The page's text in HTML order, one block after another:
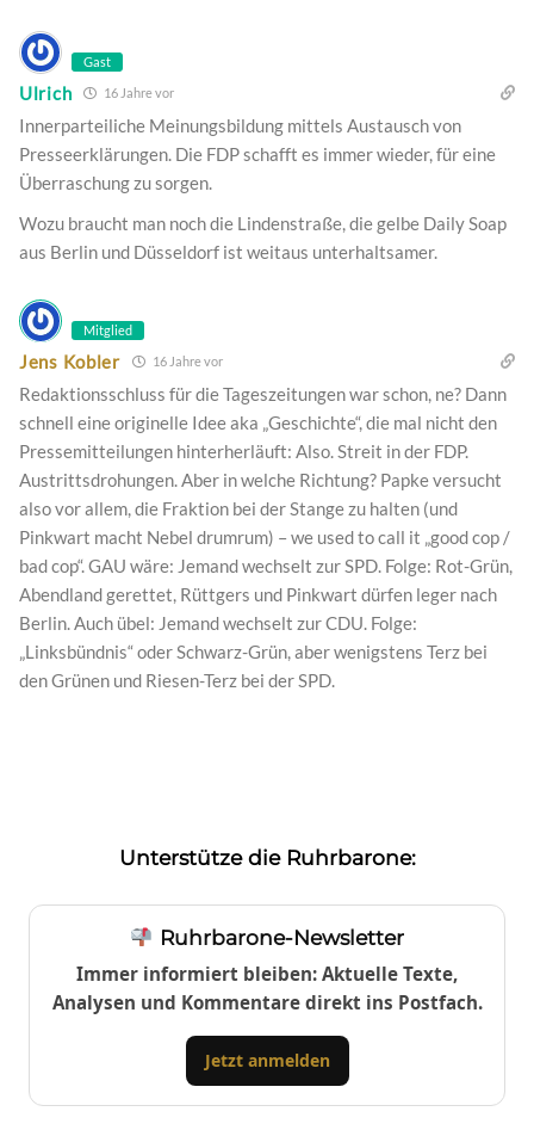
Gast
Ulrich 16 Jahre vor
Innerparteiliche Meinungsbildung mittels Austausch von
Presseerklärungen. Die FDP schafft es immer wieder, für eine
Überraschung zu sorgen.
Wozu braucht man noch die Lindenstraße, die gelbe Daily Soap
aus Berlin und Düsseldorf ist weitaus unterhaltsamer.
Mitglied
Jens Kobler 16 Jahre vor
Redaktionsschluss für die Tageszeitungen war schon, ne? Dann
schnell eine originelle Idee aka „Geschichte“, die mal nicht den
Pressemitteilungen hinterherläuft: Also. Streit in der FDP.
Austrittsdrohungen. Aber in welche Richtung? Papke versucht
also vor allem, die Fraktion bei der Stange zu halten (und
Pinkwart macht Nebel drumrum) – we used to call it „good cop /
bad cop“. GAU wäre: Jemand wechselt zur SPD. Folge: Rot-Grün,
Abendland gerettet, Rüttgers und Pinkwart dürfen leger nach
Berlin. Auch übel: Jemand wechselt zur CDU. Folge:
„Linksbündnis“ oder Schwarz-Grün, aber wenigstens Terz bei
den Grünen und Riesen-Terz bei der SPD.
Unterstütze die Ruhrbarone:
Ruhrbarone-Newsletter
Immer informiert bleiben: Aktuelle Texte,
Analysen und Kommentare direkt ins Postfach.
Jetzt anmelden